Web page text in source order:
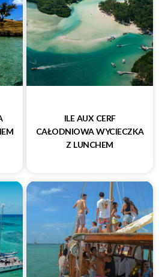
ILE AUX CERF
CAŁODNIOWA WYCIECZKA
Z LUNCHEM